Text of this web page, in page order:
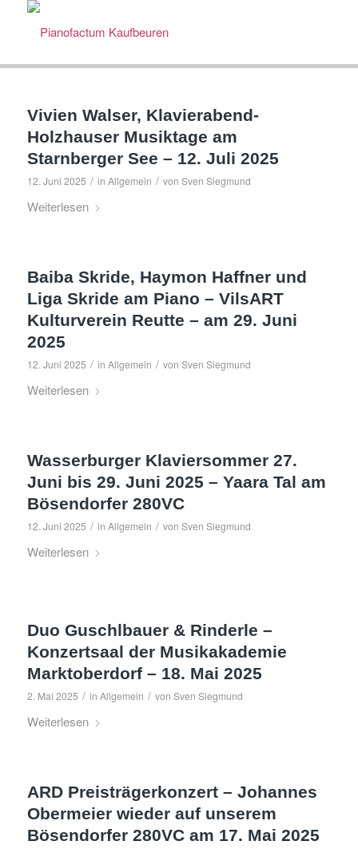
Vivien Walser, Klavierabend-
Holzhauser Musiktage am
Starnberger See – 12. Juli 2025
12. Juni 2025 / in Allgemein / von Sven Siegmund
Weiterlesen
Baiba Skride, Haymon Haffner und
Liga Skride am Piano – VilsART
Kulturverein Reutte – am 29. Juni
2025
12. Juni 2025 / in Allgemein / von Sven Siegmund
Weiterlesen
Wasserburger Klaviersommer 27.
Juni bis 29. Juni 2025 – Yaara Tal am
Bösendorfer 280VC
12. Juni 2025 / in Allgemein / von Sven Siegmund
Weiterlesen
Duo Guschlbauer & Rinderle –
Konzertsaal der Musikakademie
Marktoberdorf – 18. Mai 2025
2. Mai 2025 / in Allgemein / von Sven Siegmund
Weiterlesen
ARD Preisträgerkonzert – Johannes
Obermeier wieder auf unserem
Bösendorfer 280VC am 17. Mai 2025